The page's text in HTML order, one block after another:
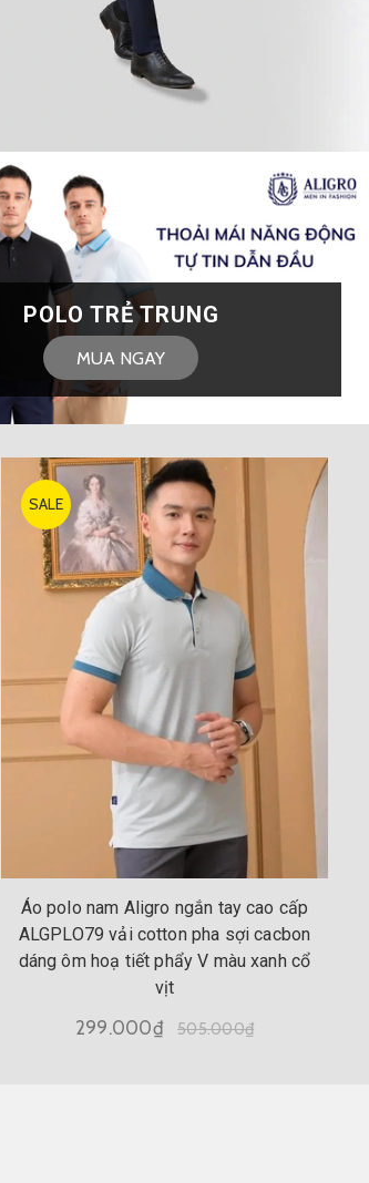
POLO TRẺ TRUNG
MUA NGAY
SALE
Áo polo nam Aligro ngắn tay cao cấp
ALGPLO79 vải cotton pha sợi cacbon
dáng ôm hoạ tiết phẩy V màu xanh cổ
vịt
299.000₫ 505.000₫